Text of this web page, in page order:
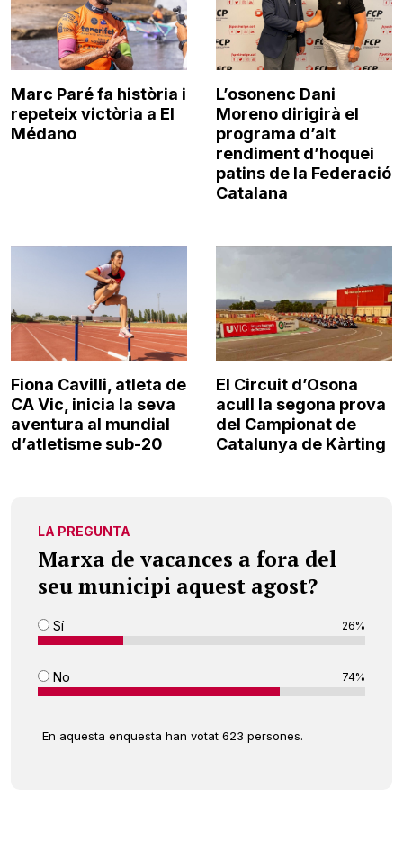
Marc Paré fa història i
repeteix victòria a El
Médano
L’osonenc Dani
Moreno dirigirà el
programa d’alt
rendiment d’hoquei
patins de la Federació
Catalana
Fiona Cavilli, atleta de
CA Vic, inicia la seva
aventura al mundial
d’atletisme sub-20
El Circuit d’Osona
acull la segona prova
del Campionat de
Catalunya de Kàrting
LA PREGUNTA
Marxa de vacances a fora del
seu municipi aquest agost?
Sí 26%
No 74%
En aquesta enquesta han votat 623 persones.